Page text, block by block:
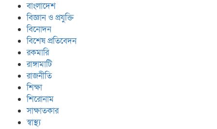
বাংলাদেশ
বিজ্ঞান ও প্রযুক্তি
বিনোদন
বিশেষ প্রতিবেদন
রকমারি
রাঙ্গামাটি
রাজনীতি
শিক্ষা
শিরোনাম
সাক্ষাতকার
স্বাস্থ্য